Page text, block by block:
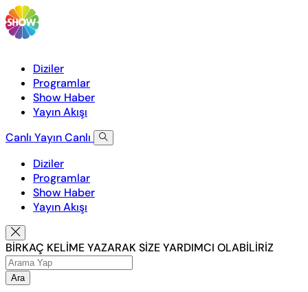
Diziler
Programlar
Show Haber
Yayın Akışı
Canlı YayınCanlı
Diziler
Programlar
Show Haber
Yayın Akışı
BİRKAÇ KELİME YAZARAK SİZE YARDIMCI OLABİLİRİZ
Ara